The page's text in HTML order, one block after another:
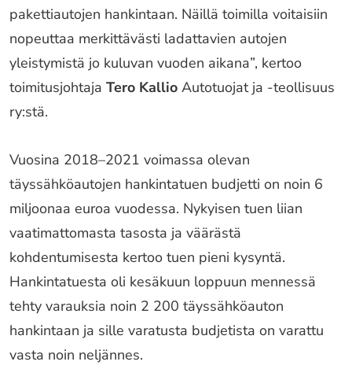
pakettiautojen hankintaan. Näillä toimilla voitaisiin
nopeuttaa merkittävästi ladattavien autojen
yleistymistä jo kuluvan vuoden aikana”, kertoo
toimitusjohtaja Tero Kallio Autotuojat ja -teollisuus
ry:stä.
Vuosina 2018–2021 voimassa olevan
täyssähköautojen hankintatuen budjetti on noin 6
miljoonaa euroa vuodessa. Nykyisen tuen liian
vaatimattomasta tasosta ja väärästä
kohdentumisesta kertoo tuen pieni kysyntä.
Hankintatuesta oli kesäkuun loppuun mennessä
tehty varauksia noin 2 200 täyssähköauton
hankintaan ja sille varatusta budjetista on varattu
vasta noin neljännes.